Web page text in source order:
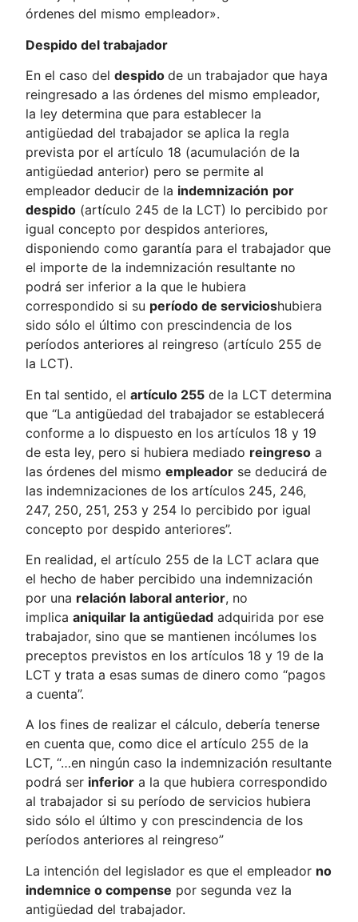
órdenes del mismo empleador».
Despido del trabajador
En el caso deldespidode un trabajador que haya
reingresado a las órdenes del mismo empleador,
la ley determina que para establecer la
antigüedad del trabajador se aplica la regla
prevista por el artículo 18 (acumulación de la
antigüedad anterior) pero se permite al
empleador deducir de la indemnización por
despido (artículo 245 de la LCT) lo percibido por
igual concepto por despidos anteriores,
disponiendo como garantía para el trabajador que
el importe de la indemnización resultante no
podrá ser inferior a la que le hubiera
correspondido si su período de servicioshubiera
sido sólo el último con prescindencia de los
períodos anteriores al reingreso (artículo 255 de
la LCT).
En tal sentido, elartículo 255 de la LCT determina
que “La antigüedad del trabajador se establecerá
conforme a lo dispuesto en los artículos 18 y 19
de esta ley, pero si hubiera mediado reingreso a
las órdenes del mismoempleador se deducirá de
las indemnizaciones de los artículos 245, 246,
247, 250, 251, 253 y 254 lo percibido por igual
concepto por despido anteriores”.
En realidad, el artículo 255 de la LCT aclara que
el hecho de haber percibido una indemnización
por una relación laboral anterior, no
implicaaniquilar la antigüedad adquirida por ese
trabajador, sino que se mantienen incólumes los
preceptos previstos en los artículos 18 y 19 de la
LCT y trata a esas sumas de dinero como “pagos
a cuenta”.
A los fines de realizar el cálculo, debería tenerse
en cuenta que, como dice el artículo 255 de la
LCT, “…en ningún caso la indemnización resultante
podrá ser inferior a la que hubiera correspondido
al trabajador si su período de servicios hubiera
sido sólo el último y con prescindencia de los
períodos anteriores al reingreso”
La intención del legislador es que el empleador no
indemnice o compense por segunda vez la
antigüedad del trabajador.